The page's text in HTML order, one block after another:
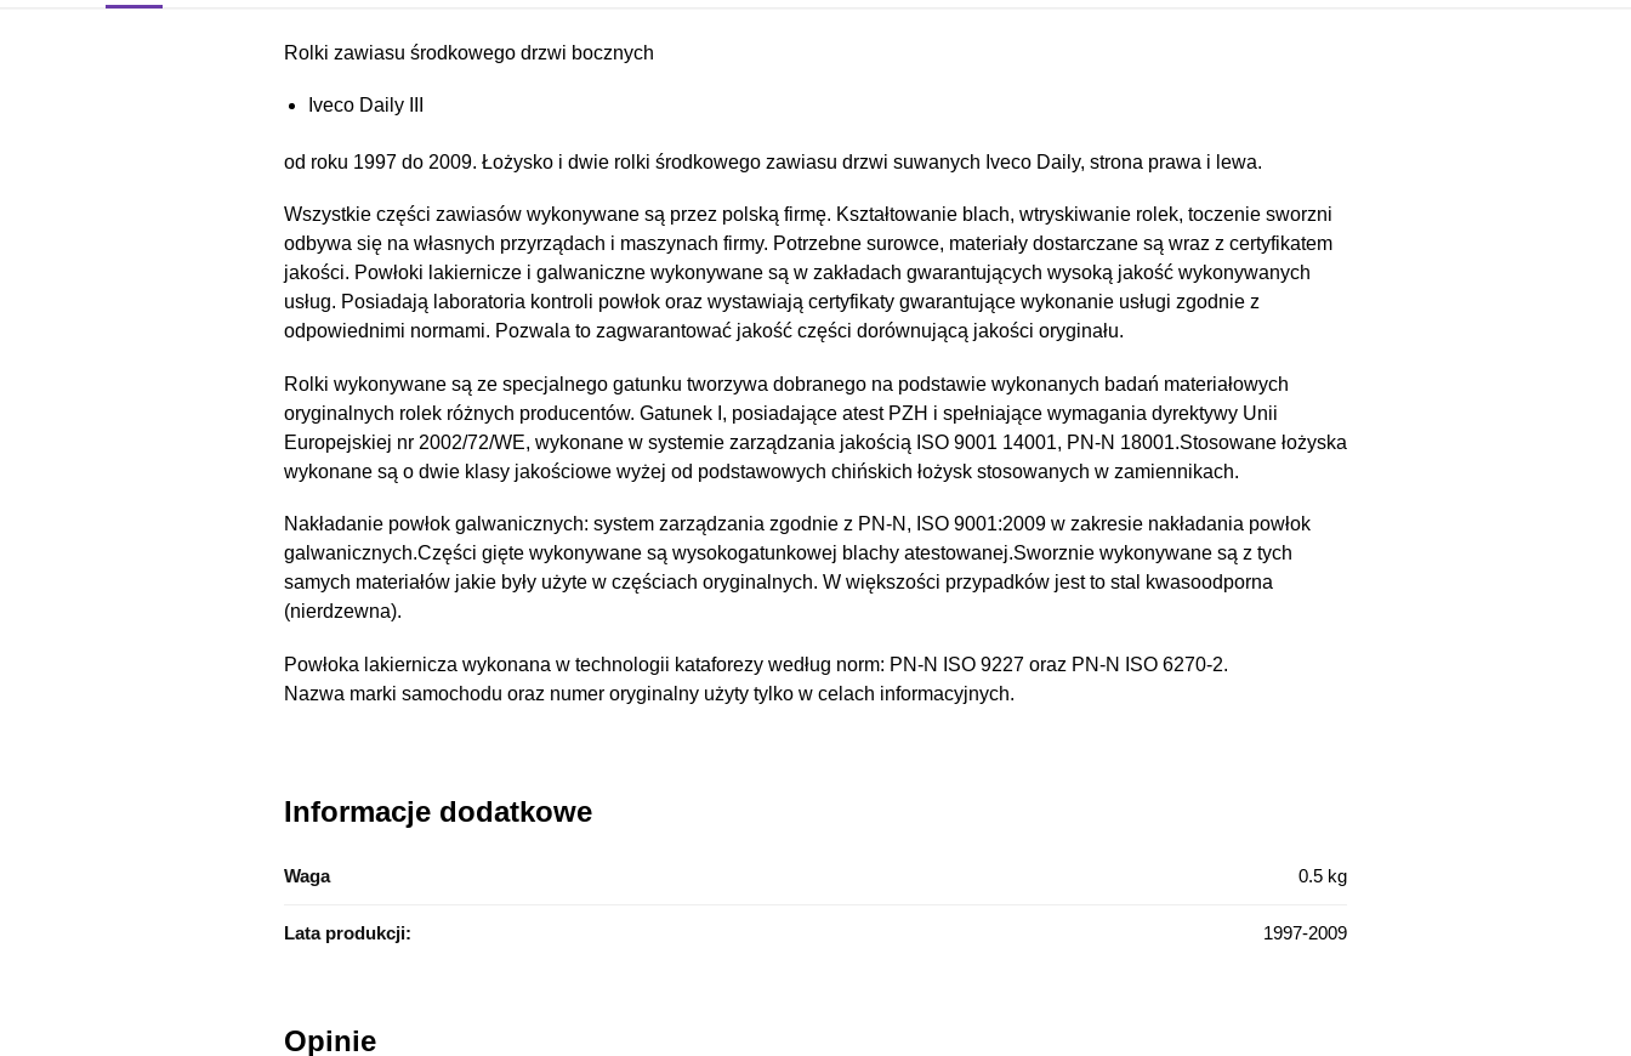
Rolki zawiasu środkowego drzwi bocznych
Iveco Daily III
od roku 1997 do 2009. Łożysko i dwie rolki środkowego zawiasu drzwi suwanych Iveco Daily, strona prawa i lewa.
Wszystkie części zawiasów wykonywane są przez polską firmę. Kształtowanie blach, wtryskiwanie rolek, toczenie sworzni
odbywa się na własnych przyrządach i maszynach firmy. Potrzebne surowce, materiały dostarczane są wraz z certyfikatem
jakości. Powłoki lakiernicze i galwaniczne wykonywane są w zakładach gwarantujących wysoką jakość wykonywanych
usług. Posiadają laboratoria kontroli powłok oraz wystawiają certyfikaty gwarantujące wykonanie usługi zgodnie z
odpowiednimi normami. Pozwala to zagwarantować jakość części dorównującą jakości oryginału.
Rolki wykonywane są ze specjalnego gatunku tworzywa dobranego na podstawie wykonanych badań materiałowych
oryginalnych rolek różnych producentów. Gatunek I, posiadające atest PZH i spełniające wymagania dyrektywy Unii
Europejskiej nr 2002/72/WE, wykonane w systemie zarządzania jakością ISO 9001 14001, PN-N 18001.Stosowane łożyska
wykonane są o dwie klasy jakościowe wyżej od podstawowych chińskich łożysk stosowanych w zamiennikach.
Nakładanie powłok galwanicznych: system zarządzania zgodnie z PN-N, ISO 9001:2009 w zakresie nakładania powłok
galwanicznych.Części gięte wykonywane są wysokogatunkowej blachy atestowanej.Sworznie wykonywane są z tych
samych materiałów jakie były użyte w częściach oryginalnych. W większości przypadków jest to stal kwasoodporna
(nierdzewna).
Powłoka lakiernicza wykonana w technologii kataforezy według norm: PN-N ISO 9227 oraz PN-N ISO 6270-2.
Nazwa marki samochodu oraz numer oryginalny użyty tylko w celach informacyjnych.
Informacje dodatkowe
Waga 0.5 kg
Lata produkcji: 1997-2009
Opinie